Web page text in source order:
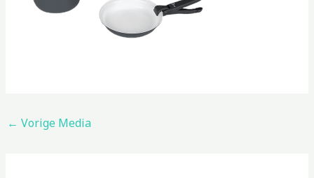
← Vorige Media